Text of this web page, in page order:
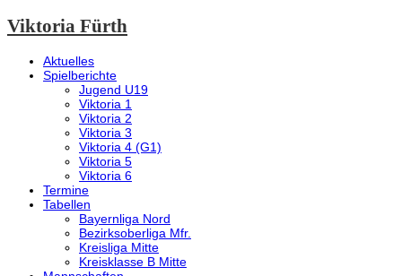
Viktoria Fürth
Aktuelles
Spielberichte
Jugend U19
Viktoria 1
Viktoria 2
Viktoria 3
Viktoria 4 (G1)
Viktoria 5
Viktoria 6
Termine
Tabellen
Bayernliga Nord
Bezirksoberliga Mfr.
Kreisliga Mitte
Kreisklasse B Mitte